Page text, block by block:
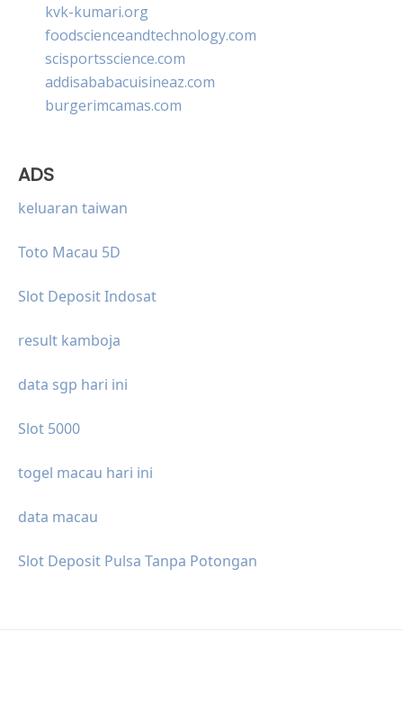
kvk-kumari.org
foodscienceandtechnology.com
scisportsscience.com
addisababacuisineaz.com
burgerimcamas.com
ADS
keluaran taiwan
Toto Macau 5D
Slot Deposit Indosat
result kamboja
data sgp hari ini
Slot 5000
togel macau hari ini
data macau
Slot Deposit Pulsa Tanpa Potongan